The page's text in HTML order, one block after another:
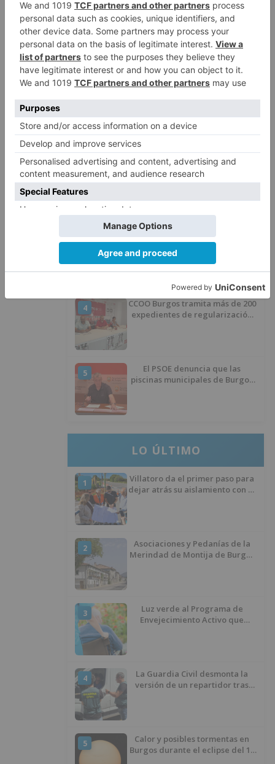
UBU abierto plazo preinscripción
másteres
oficiales
curso -
LO + VISTO
apertura del Castillo responde a
“una foto” y no a la culminación
2
El poblado de El Encuentro de
Burgos a punto de culminar su
3
Un libro rescata la historia y
memoria del pueblo burgalés de
Huérmeces
4
CCOO Burgos tramita más de 200
expedientes de regularización
5
El PSOE denuncia que las
piscinas municipales de Burgos
LO ÚLTIMO
1
Villatoro da el primer paso para
dejar atrás su aislamiento con el
2
Asociaciones y Pedanías de la
Merindad de Montija de Burgos
3
Luz verde al Programa de
Envejecimiento Activo que
4
La Guardia Civil desmonta la
versión de un repartidor tras
5
Calor y posibles tormentas en
Burgos durante el eclipse del 12